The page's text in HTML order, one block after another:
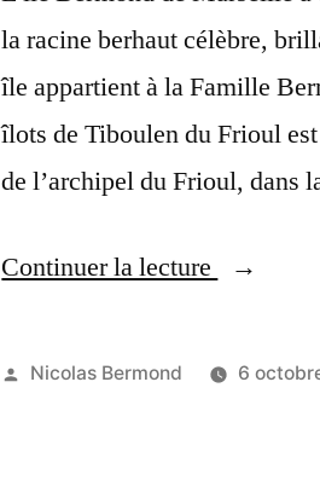
la racine berhaut célèbre,
île appartient à la Famille
îlots de Tiboulen du Frioul
de l’archipel du Frioul, dans
Continuer la lecture
« Île
Publié
Nicolas Bermond 6